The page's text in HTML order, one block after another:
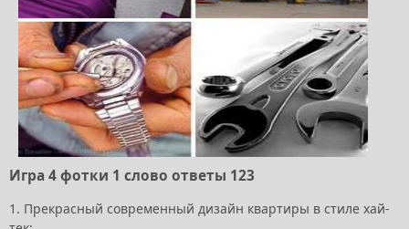
Игра 4 фотки 1 слово ответы 123
1. Прекрасный современный дизайн квартиры в стиле хай-